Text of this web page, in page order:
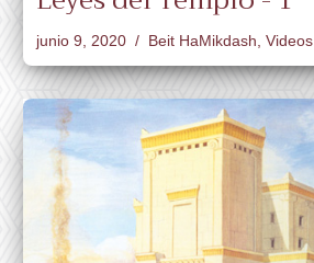
junio 9, 2020 Beit HaMikdash, Videos